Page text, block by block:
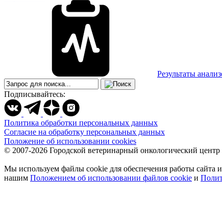
Результаты
Подписывайтесь:
Политика обработки персональных данных
Согласие на обработку персональных данных
Положение об использовании cookies
© 2007-2026 Городской ветеринарный онкологический
Мы используем файлы cookie для обеспечения работы сайта
нашим Положением об использовании файлов cookie и